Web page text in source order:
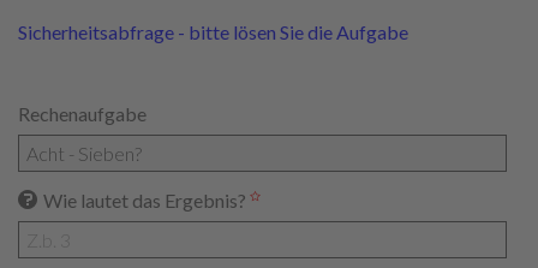
Sicherheitsabfrage - bitte lösen Sie die Aufgabe
Rechenaufgabe
Wie lautet das Ergebnis?